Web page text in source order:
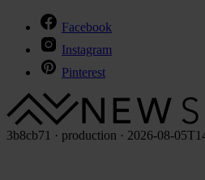
Facebook
Instagram
Pinterest
3b8cb71 · production · 2026-08-